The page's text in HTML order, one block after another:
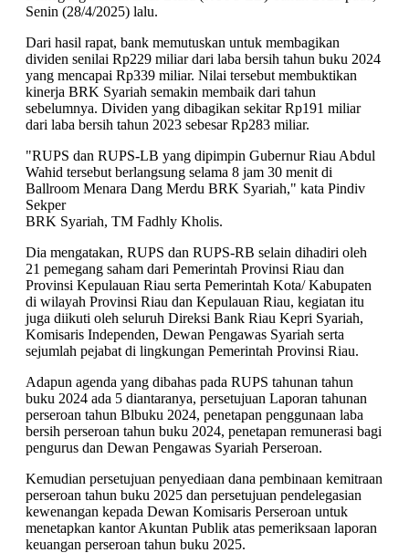
Senin (28/4/2025) lalu.
Dari hasil rapat, bank memutuskan untuk membagikan
dividen senilai Rp229 miliar dari laba bersih tahun buku 2024
yang mencapai Rp339 miliar. Nilai tersebut membuktikan
kinerja BRK Syariah semakin membaik dari tahun
sebelumnya. Dividen yang dibagikan sekitar Rp191 miliar
dari laba bersih tahun 2023 sebesar Rp283 miliar.
"RUPS dan RUPS-LB yang dipimpin Gubernur Riau Abdul
Wahid tersebut berlangsung selama 8 jam 30 menit di
Ballroom Menara Dang Merdu BRK Syariah," kata Pindiv
Sekper
BRK Syariah, TM Fadhly Kholis.
Dia mengatakan, RUPS dan RUPS-RB selain dihadiri oleh
21 pemegang saham dari Pemerintah Provinsi Riau dan
Provinsi Kepulauan Riau serta Pemerintah Kota/ Kabupaten
di wilayah Provinsi Riau dan Kepulauan Riau, kegiatan itu
juga diikuti oleh seluruh Direksi Bank Riau Kepri Syariah,
Komisaris Independen, Dewan Pengawas Syariah serta
sejumlah pejabat di lingkungan Pemerintah Provinsi Riau.
Adapun agenda yang dibahas pada RUPS tahunan tahun
buku 2024 ada 5 diantaranya, persetujuan Laporan tahunan
perseroan tahun Blbuku 2024, penetapan penggunaan laba
bersih perseroan tahun buku 2024, penetapan remunerasi bagi
pengurus dan Dewan Pengawas Syariah Perseroan.
Kemudian persetujuan penyediaan dana pembinaan kemitraan
perseroan tahun buku 2025 dan persetujuan pendelegasian
kewenangan kepada Dewan Komisaris Perseroan untuk
menetapkan kantor Akuntan Publik atas pemeriksaan laporan
keuangan perseroan tahun buku 2025.